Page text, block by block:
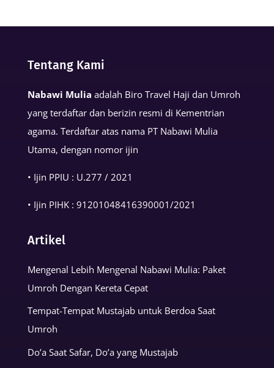
Muslim
Tentang Kami
Nabawi Mulia adalah Biro Travel Haji dan Umroh
yang terdaftar dan berizin resmi di Kementrian
agama. Terdaftar atas nama PT Nabawi Mulia
Utama, dengan nomor ijin
• Ijin PPIU : U.277 / 2021
• Ijin PIHK : 91201048416390001/2021
Artikel
Mengenal Lebih Mengenal Nabawi Mulia: Paket
Umroh Dengan Kereta Cepat
Tempat-Tempat Mustajab untuk Berdoa Saat
Umroh
Do’a Saat Safar, Do’a yang Mustajab